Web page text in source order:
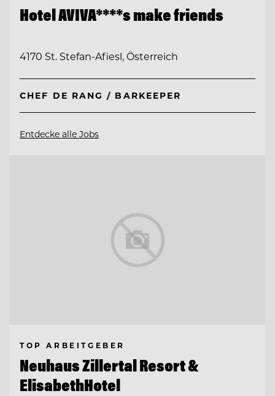
Hotel AVIVA****s make friends
4170 St. Stefan-Afiesl, Österreich
CHEF DE RANG / BARKEEPER
Entdecke alle Jobs
TOP ARBEITGEBER
Neuhaus Zillertal Resort &
ElisabethHotel